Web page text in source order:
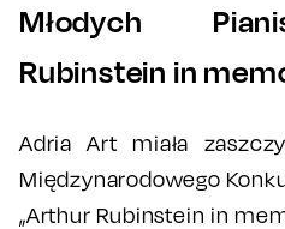
Młodych
Rubinstein in
Adria Art miała
Międzynarodowego
„Arthur Rubinstein in